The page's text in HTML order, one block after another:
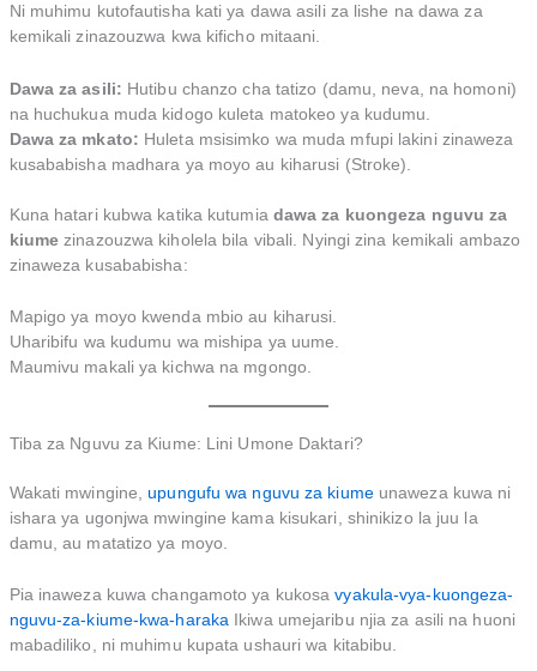
Ni muhimu kutofautisha kati ya dawa asili za lishe na dawa za
kemikali zinazouzwa kwa kificho mitaani.
Dawa za asili: Hutibu chanzo cha tatizo (damu, neva, na homoni)
na huchukua muda kidogo kuleta matokeo ya kudumu.
Dawa za mkato: Huleta msisimko wa muda mfupi lakini zinaweza
kusababisha madhara ya moyo au kiharusi (Stroke).
Kuna hatari kubwa katika kutumia dawa za kuongeza nguvu za
kiume zinazouzwa kiholela bila vibali. Nyingi zina kemikali ambazo
zinaweza kusababisha:
Mapigo ya moyo kwenda mbio au kiharusi.
Uharibifu wa kudumu wa mishipa ya uume.
Maumivu makali ya kichwa na mgongo.
Tiba za Nguvu za Kiume: Lini Umone Daktari?
Wakati mwingine,upungufu wa nguvu za kiumeunaweza kuwa ni
ishara ya ugonjwa mwingine kama kisukari, shinikizo la juu la
damu, au matatizo ya moyo.
Pia inaweza kuwa changamoto ya kukosavyakula-vya-kuongeza-
nguvu-za-kiume-kwa-haraka Ikiwa umejaribu njia za asili na huoni
mabadiliko, ni muhimu kupata ushauri wa kitabibu.